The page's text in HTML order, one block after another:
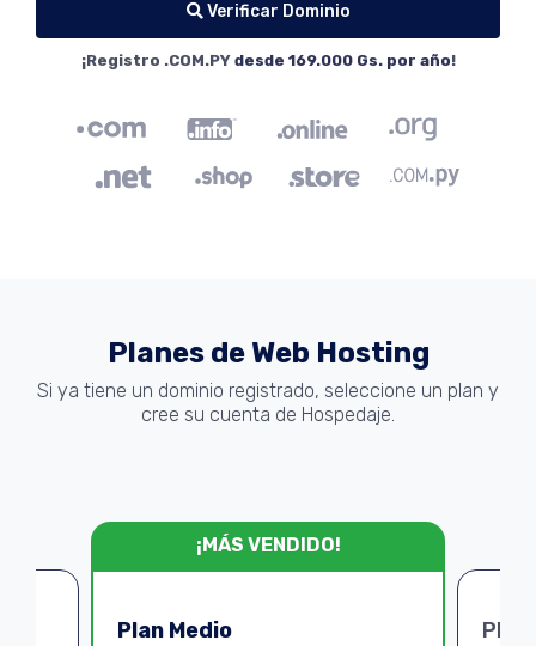
Verificar Dominio
¡Registro .COM.PY desde 169.000 Gs. por año!
Planes de Web Hosting
Si ya tiene un dominio registrado, seleccione un plan y
cree su cuenta de Hospedaje.
¡MÁS VENDIDO!
Plan Medio Plan